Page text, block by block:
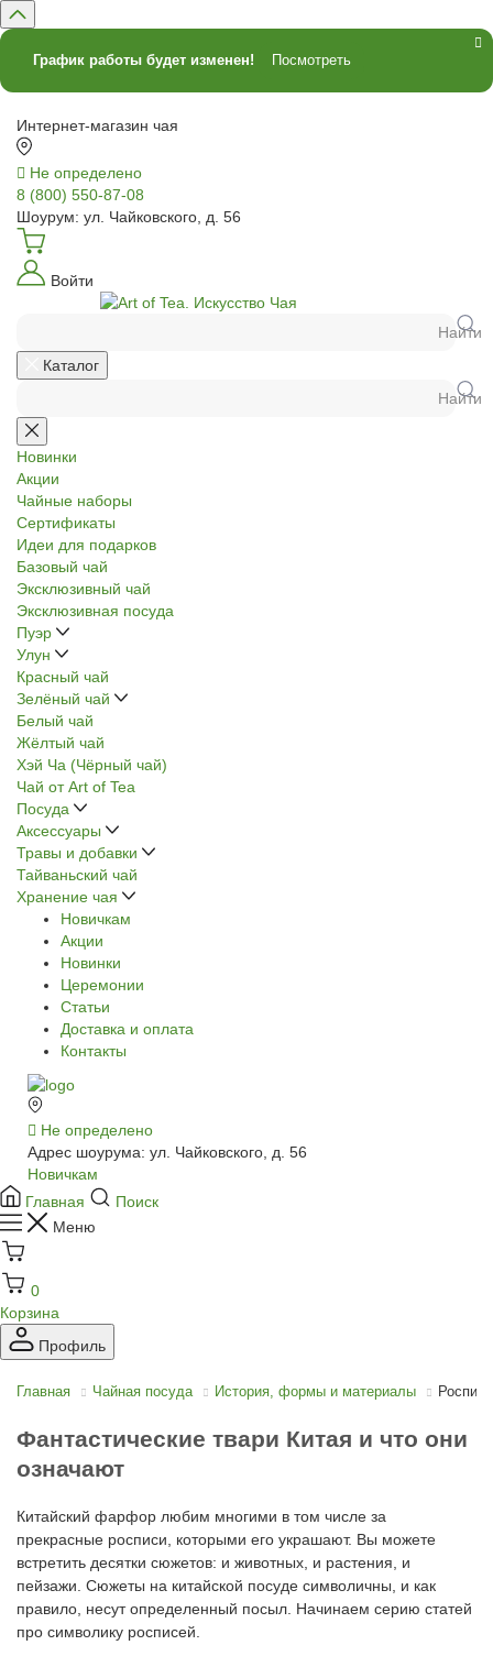
График работы будет изменен! Посмотреть
Интернет-магазин чая
Не определено
8 (800) 550-87-08
Шоурум: ул. Чайковского, д. 56
Войти
Найти
Каталог
Найти
Новинки
Акции
Чайные наборы
Сертификаты
Идеи для подарков
Базовый чай
Эксклюзивный чай
Эксклюзивная посуда
Пуэр
Улун
Красный чай
Зелёный чай
Белый чай
Жёлтый чай
Хэй Ча (Чёрный чай)
Чай от Art of Tea
Посуда
Аксессуары
Травы и добавки
Тайваньский чай
Хранение чая
Новичкам
Акции
Новинки
Церемонии
Статьи
Доставка и оплата
Контакты
Не определено
Адрес шоурума: ул. Чайковского, д. 56
Новичкам
Главная
Поиск
Меню
0
Корзина
Профиль
Главная Чайная посуда История, формы и материалы
Фантастические твари Китая и что они
означают
Китайский фарфор любим многими в том числе за
прекрасные росписи, которыми его украшают. Вы можете
встретить десятки сюжетов: и животных, и растения, и
пейзажи. Сюжеты на китайской посуде символичны, и как
правило, несут определенный посыл. Начинаем серию статей
про символику росписей.